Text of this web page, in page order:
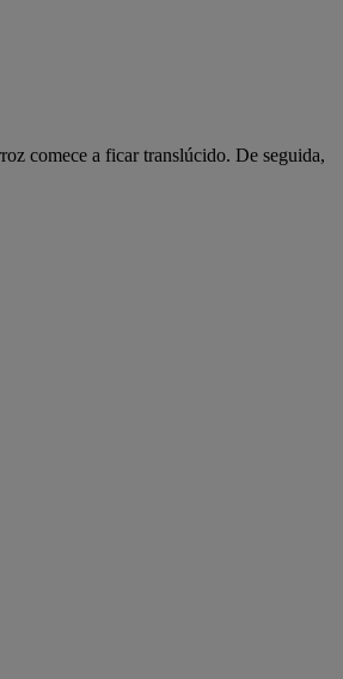
comece a ficar translúcido. De seguida,